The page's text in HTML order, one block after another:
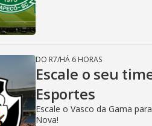
DO R7/HÁ 6 HORAS
Escale o seu
Esportes
Escale o Vasco da Gama
Nova!